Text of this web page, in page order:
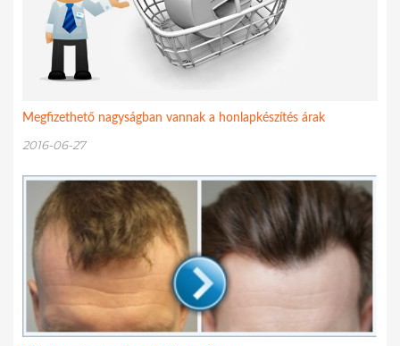
Megfizethető nagyságban vannak a honlapkészítés árak
2016-06-27